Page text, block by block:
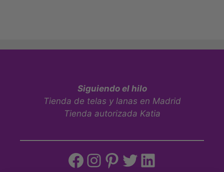
Siguiendo el hilo
Tienda de telas y lanas en Madrid
Tienda autorizada Katia
Facebook
Instagram
Pinterest
Twitter
LinkedIn